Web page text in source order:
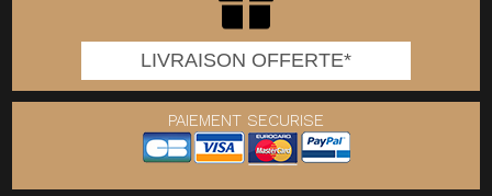
LIVRAISON OFFERTE*
PAIEMENT SECURISE